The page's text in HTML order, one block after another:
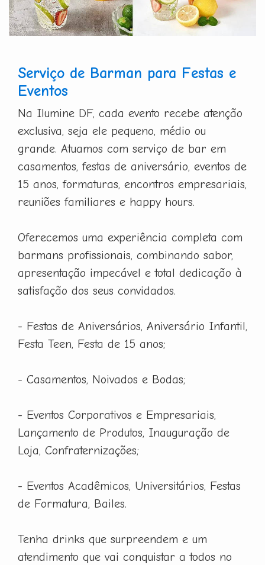
Serviço de Barman para Festas e
Eventos
Na Ilumine DF, cada evento recebe atenção
exclusiva, seja ele pequeno, médio ou
grande. Atuamos com serviço de bar em
casamentos, festas de aniversário, eventos de
15 anos, formaturas, encontros empresariais,
reuniões familiares e happy hours.
Oferecemos uma experiência completa com
barmans profissionais, combinando sabor,
apresentação impecável e total dedicação à
satisfação dos seus convidados.
- Festas de Aniversários, Aniversário Infantil,
Festa Teen, Festa de 15 anos;
- Casamentos, Noivados e Bodas;
- Eventos Corporativos e Empresariais,
Lançamento de Produtos, Inauguração de
Loja, Confraternizações;
- Eventos Acadêmicos, Universitários, Festas
de Formatura, Bailes.
Tenha drinks que surpreendem e um
atendimento que vai conquistar a todos no